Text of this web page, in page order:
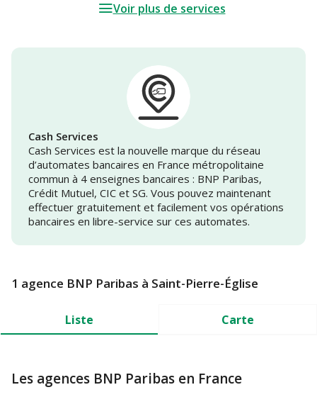
Voir plus de services
Cash Services
Cash Services est la nouvelle marque du réseau
d’automates bancaires en France métropolitaine
commun à 4 enseignes bancaires : BNP Paribas,
Crédit Mutuel, CIC et SG. Vous pouvez maintenant
effectuer gratuitement et facilement vos opérations
bancaires en libre-service sur ces automates.
1 agence BNP Paribas à Saint-Pierre-Église
Liste Carte
Les agences BNP Paribas en France